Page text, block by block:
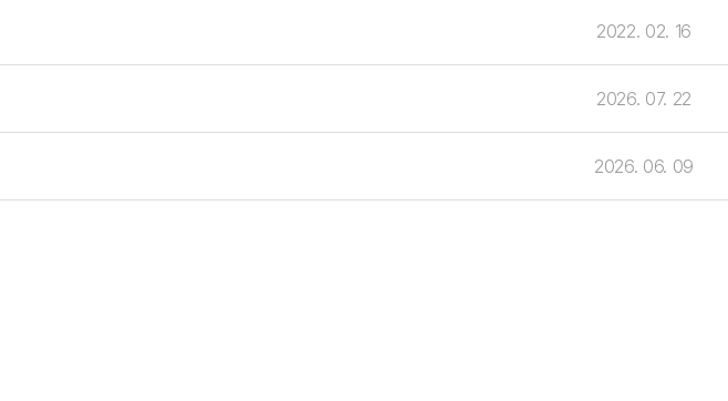
2022. 02. 16
2026. 07. 22
2026. 06. 09